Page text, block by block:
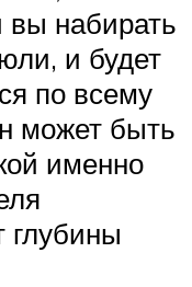
набирать
и будет
по всему
может быть
именно
глубины